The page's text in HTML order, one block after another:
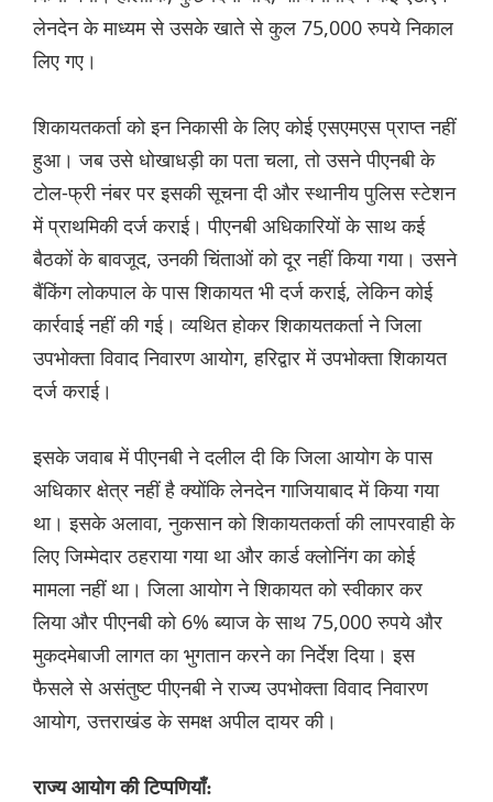
लेनदेन के माध्यम से उसके खाते से कुल 75,000 रुपये निकाल
लिए गए।
शिकायतकर्ता को इन निकासी के लिए कोई एसएमएस प्राप्त नहीं
हुआ। जब उसे धोखाधड़ी का पता चला, तो उसने पीएनबी के
टोल-फ्री नंबर पर इसकी सूचना दी और स्थानीय पुलिस स्टेशन
में प्राथमिकी दर्ज कराई। पीएनबी अधिकारियों के साथ कई
बैठकों के बावजूद, उनकी चिंताओं को दूर नहीं किया गया। उसने
बैंकिंग लोकपाल के पास शिकायत भी दर्ज कराई, लेकिन कोई
कार्रवाई नहीं की गई। व्यथित होकर शिकायतकर्ता ने जिला
उपभोक्ता विवाद निवारण आयोग, हरिद्वार में उपभोक्ता शिकायत
दर्ज कराई।
इसके जवाब में पीएनबी ने दलील दी कि जिला आयोग के पास
अधिकार क्षेत्र नहीं है क्योंकि लेनदेन गाजियाबाद में किया गया
था। इसके अलावा, नुकसान को शिकायतकर्ता की लापरवाही के
लिए जिम्मेदार ठहराया गया था और कार्ड क्लोनिंग का कोई
मामला नहीं था। जिला आयोग ने शिकायत को स्वीकार कर
लिया और पीएनबी को 6% ब्याज के साथ 75,000 रुपये और
मुकदमेबाजी लागत का भुगतान करने का निर्देश दिया। इस
फैसले से असंतुष्ट पीएनबी ने राज्य उपभोक्ता विवाद निवारण
आयोग, उत्तराखंड के समक्ष अपील दायर की।
राज्य आयोग की टिप्पणियाँ: